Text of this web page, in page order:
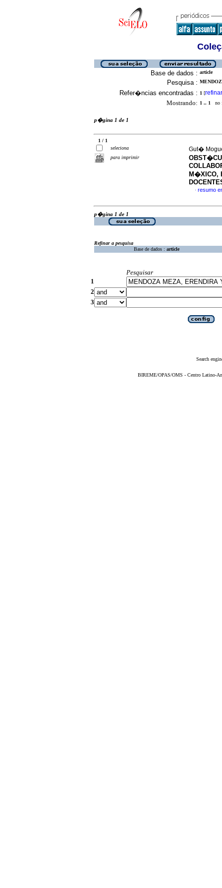
Base de dados : article
Pesquisa :
Refer�ncias encontradas : 1 [refinar
Mostrando: 1 .. 1 no
p�gina 1 de 1
1 / 1
seleciona
para imprimir
Gut�
M�XICO,
· resumo
p�gina 1 de 1
Refinar a pesquisa
Base de dados : article
Pesquisar
1
2
3
Search
BIREME/OPAS/OMS - Centro Latino-